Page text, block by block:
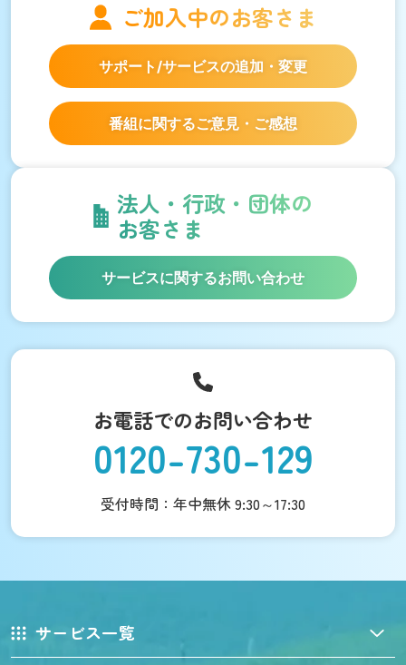
ご加入中のお客さま
サポート/サービスの追加・変更
番組に関するご意見・ご感想
法人・行政・団体の
お客さま
サービスに関するお問い合わせ
お電話でのお問い合わせ
0120-730-129
受付時間：年中無休 9:30～17:30
サービス一覧